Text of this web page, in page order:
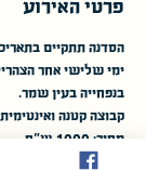
פרטי האירוע
הסדנה תתקיים בתאריכים:18+25
ימי שלישי אחר הצהריים בין
בנפחייה בעין שמר.
קבוצה קטנה
מחיר: 1000 ש"ח
לפרטים ושאלות במייל hofischool@gmail.com